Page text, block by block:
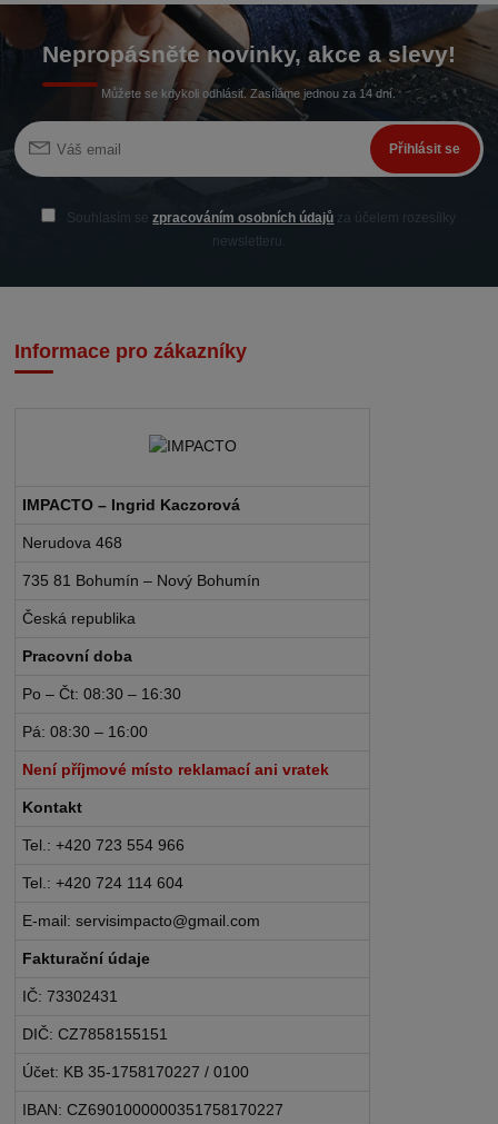
Nepropásněte novinky, akce a slevy!
Můžete se kdykoli odhlásit. Zasíláme jednou za 14 dní.
Přihlásit se
Souhlasím sezpracováním osobních údajů za účelem rozesílky
newsletteru.
Informace pro zákazníky
IMPACTO – Ingrid Kaczorová
Nerudova 468
735 81 Bohumín – Nový Bohumín
Česká republika
Pracovní doba
Po – Čt: 08:30 – 16:30
Pá: 08:30 – 16:00
Není příjmové místo reklamací ani vratek
Kontakt
Tel.: +420 723 554 966
Tel.: +420 724 114 604
E-mail: servisimpacto@gmail.com
Fakturační údaje
IČ: 73302431
DIČ: CZ7858155151
Účet: KB 35-1758170227 / 0100
IBAN: CZ6901000000351758170227